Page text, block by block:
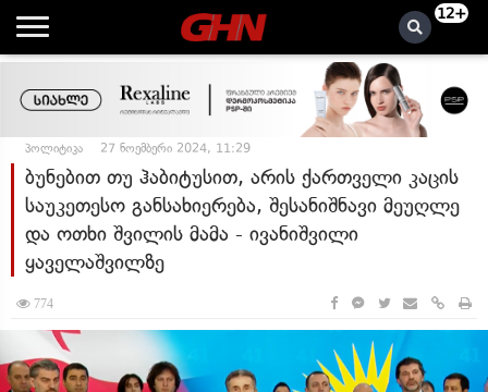
12+
პოლიტიკა 27 ნოემბერი 2024, 11:29
ბუნებით თუ ჰაბიტუსით, არის ქართველი კაცის
საუკეთესო განსახიერება, შესანიშნავი მეუღლე
და ოთხი შვილის მამა - ივანიშვილი
ყაველაშვილზე
774